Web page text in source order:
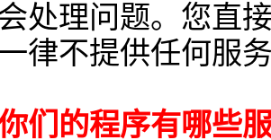
处理问题。您直
律不提供任何服
们的程序有哪些